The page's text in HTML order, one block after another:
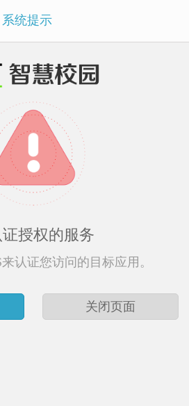
系统提示
授权的服务
认证您访问的目标应用。